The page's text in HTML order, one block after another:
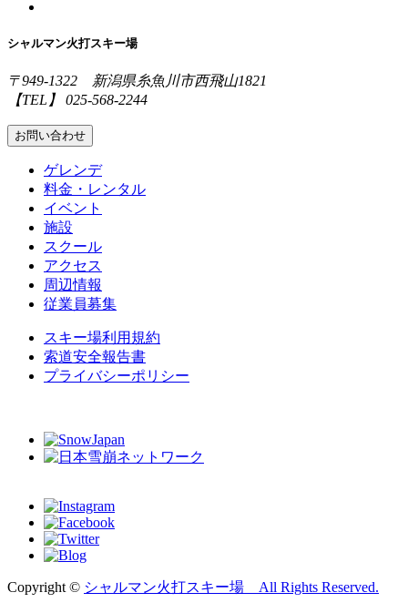
シャルマン火打スキー場
〒949-1322 新潟県糸魚川市西飛山1821
【TEL】 025-568-2244
お問い合わせ
ゲレンデ
料金・レンタル
イベント
施設
スクール
アクセス
周辺情報
従業員募集
スキー場利用規約
索道安全報告書
プライバシーポリシー
Copyright © シャルマン火打スキー場 All Rights Reserved.